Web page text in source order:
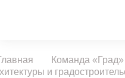
Команда «Град»
и